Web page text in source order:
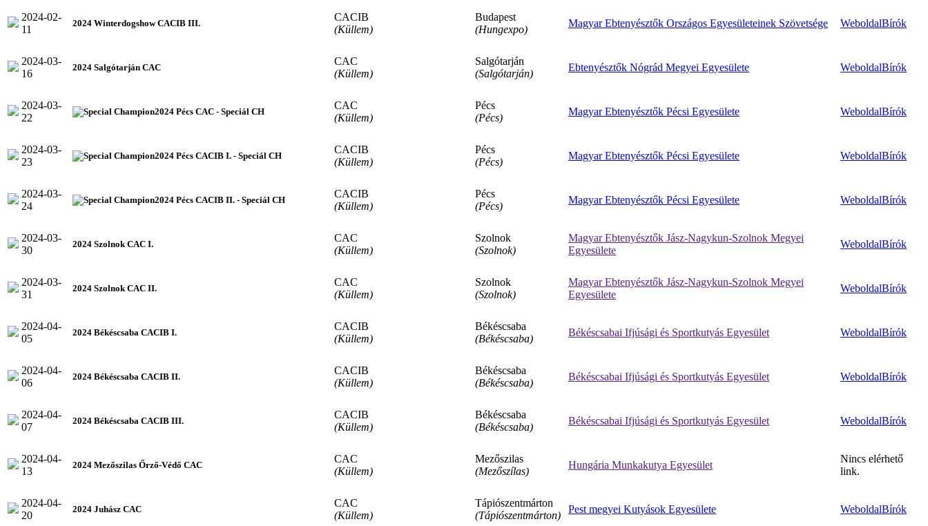
2024-02-
11
2024 Winterdogshow CACIB III.
CACIB
(Küllem)
Budapest
(Hungexpo)
Magyar Ebtenyésztők Országos Egyesületeinek Szövetsége WeboldalBírók
2024-03-
16
2024 Salgótarján CAC
CAC
(Küllem)
Salgótarján
(Salgótarján)
Ebtenyésztők Nógrád Megyei Egyesülete WeboldalBírók
2024-03-
22
2024 Pécs CAC - Speciál CH
CAC
(Küllem)
Pécs
(Pécs)
Magyar Ebtenyésztők Pécsi Egyesülete WeboldalBírók
2024-03-
23
2024 Pécs CACIB I. - Speciál CH
CACIB
(Küllem)
Pécs
(Pécs)
Magyar Ebtenyésztők Pécsi Egyesülete WeboldalBírók
2024-03-
24
2024 Pécs CACIB II. - Speciál CH
CACIB
(Küllem)
Pécs
(Pécs)
Magyar Ebtenyésztők Pécsi Egyesülete WeboldalBírók
2024-03-
30
2024 Szolnok CAC I.
CAC
(Küllem)
Szolnok
(Szolnok)
Magyar Ebtenyésztők Jász-Nagykun-Szolnok Megyei
Egyesülete
WeboldalBírók
2024-03-
31
2024 Szolnok CAC II.
CAC
(Küllem)
Szolnok
(Szolnok)
Magyar Ebtenyésztők Jász-Nagykun-Szolnok Megyei
Egyesülete
WeboldalBírók
2024-04-
05
2024 Békéscsaba CACIB I.
CACIB
(Küllem)
Békéscsaba
(Békéscsaba)
Békéscsabai Ifjúsági és Sportkutyás Egyesület WeboldalBírók
2024-04-
06
2024 Békéscsaba CACIB II.
CACIB
(Küllem)
Békéscsaba
(Békéscsaba)
Békéscsabai Ifjúsági és Sportkutyás Egyesület WeboldalBírók
2024-04-
07
2024 Békéscsaba CACIB III.
CACIB
(Küllem)
Békéscsaba
(Békéscsaba)
Békéscsabai Ifjúsági és Sportkutyás Egyesület WeboldalBírók
2024-04-
13
2024 Mezőszilas Őrző-Védő CAC
CAC
(Küllem)
Mezőszilas
(Mezőszílas)
Hungária Munkakutya Egyesület
Nincs elérhető
link.
2024-04-
20
2024 Juhász CAC
CAC
(Küllem)
Tápiószentmárton
(Tápiószentmárton)
Pest megyei Kutyások Egyesülete WeboldalBírók